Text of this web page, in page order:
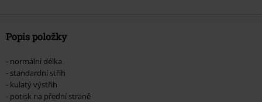
Popis položky
- normální délka
- standardní střih
- kulatý výstřih
- potisk na přední straně